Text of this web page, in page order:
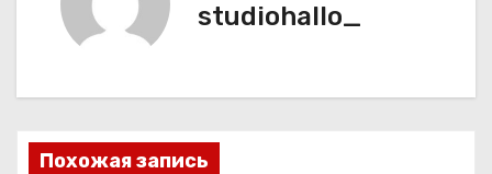
и
я
studiohallo_
Похожая запись